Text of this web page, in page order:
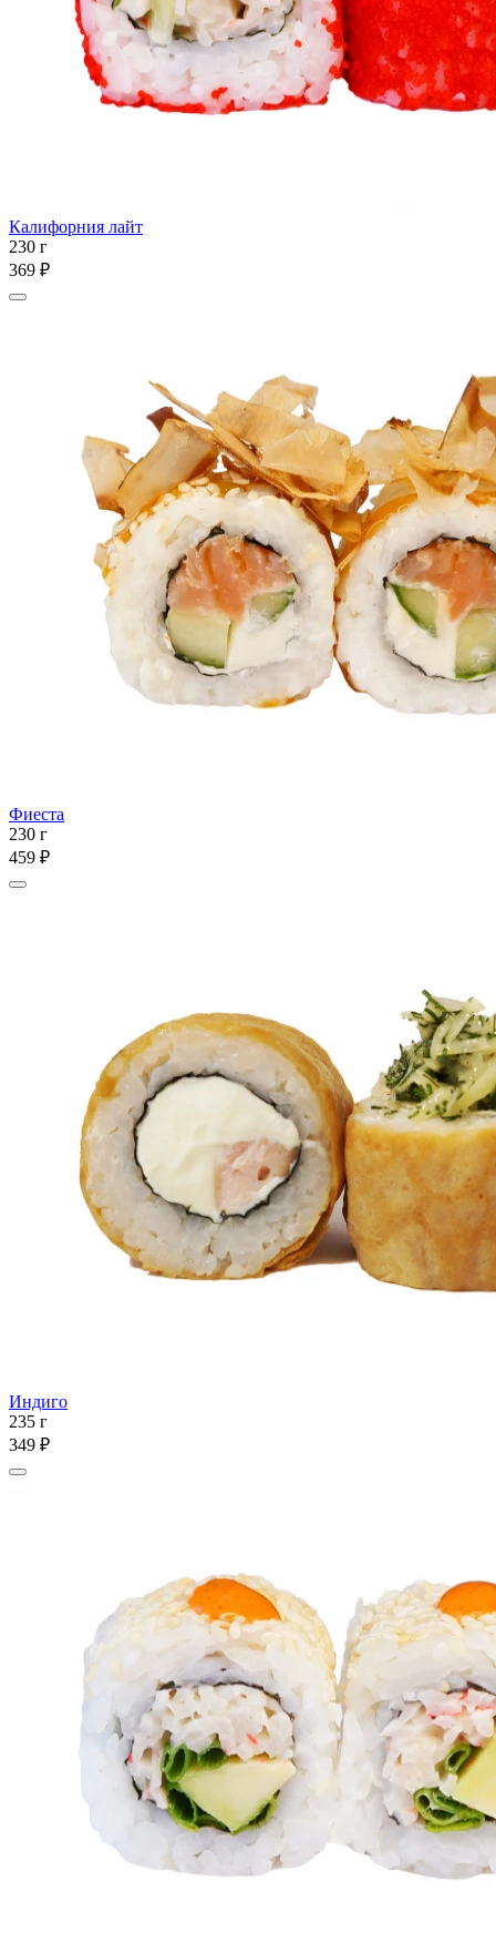
Калифорния лайт
230 г
369 ₽
Фиеста
230 г
459 ₽
Индиго
235 г
349 ₽